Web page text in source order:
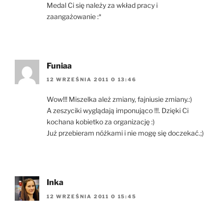
Medal Ci się należy za wkład pracy i
zaangażowanie :*
Funiaa
12 WRZEŚNIA 2011 O 13:46
Wow!!! Miszelka ależ zmiany, fajniusie zmiany.:)
A zeszyciki wyglądają imponująco !!!. Dzięki Ci
kochana kobietko za organizację :)
Już przebieram nóżkami i nie mogę się doczekać.;)
Inka
12 WRZEŚNIA 2011 O 15:45